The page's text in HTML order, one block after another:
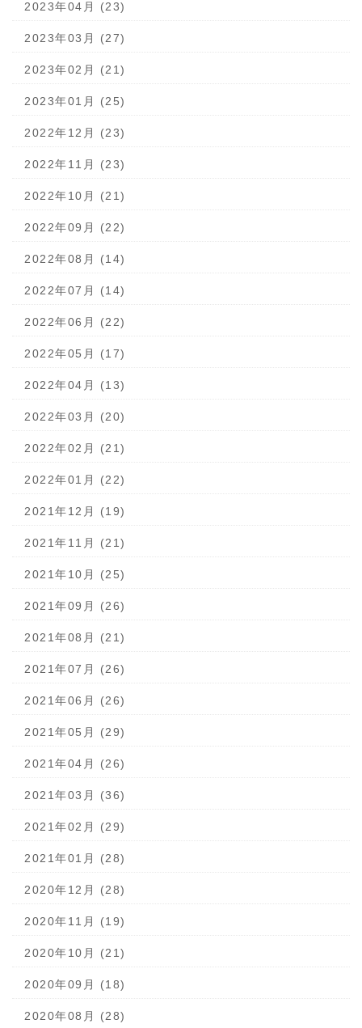
2023年04月 (23)
2023年03月 (27)
2023年02月 (21)
2023年01月 (25)
2022年12月 (23)
2022年11月 (23)
2022年10月 (21)
2022年09月 (22)
2022年08月 (14)
2022年07月 (14)
2022年06月 (22)
2022年05月 (17)
2022年04月 (13)
2022年03月 (20)
2022年02月 (21)
2022年01月 (22)
2021年12月 (19)
2021年11月 (21)
2021年10月 (25)
2021年09月 (26)
2021年08月 (21)
2021年07月 (26)
2021年06月 (26)
2021年05月 (29)
2021年04月 (26)
2021年03月 (36)
2021年02月 (29)
2021年01月 (28)
2020年12月 (28)
2020年11月 (19)
2020年10月 (21)
2020年09月 (18)
2020年08月 (28)